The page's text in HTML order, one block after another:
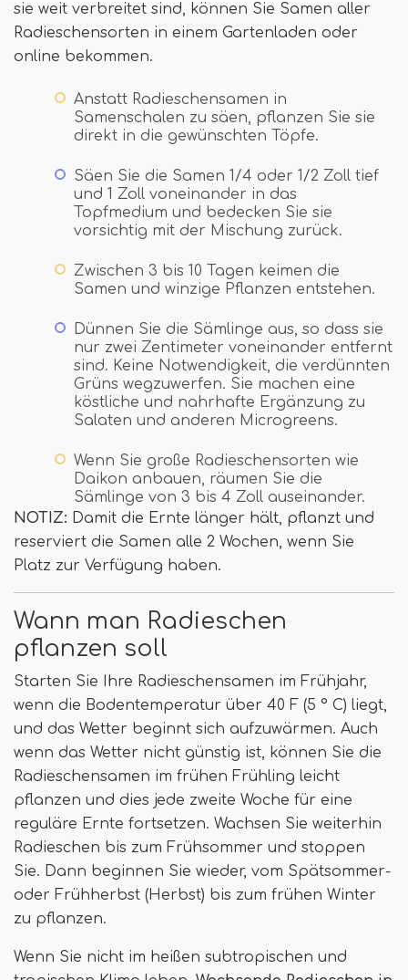
sie weit verbreitet sind, können Sie Samen aller
Radieschensorten in einem Gartenladen oder
online bekommen.
Anstatt Radieschensamen in
Samenschalen zu säen, pflanzen Sie sie
direkt in die gewünschten Töpfe.
Säen Sie die Samen 1/4 oder 1/2 Zoll tief
und 1 Zoll voneinander in das
Topfmedium und bedecken Sie sie
vorsichtig mit der Mischung zurück.
Zwischen 3 bis 10 Tagen keimen die
Samen und winzige Pflanzen entstehen.
Dünnen Sie die Sämlinge aus, so dass sie
nur zwei Zentimeter voneinander entfernt
sind. Keine Notwendigkeit, die verdünnten
Grüns wegzuwerfen. Sie machen eine
köstliche und nahrhafte Ergänzung zu
Salaten und anderen Microgreens.
Wenn Sie große Radieschensorten wie
Daikon anbauen, räumen Sie die
Sämlinge von 3 bis 4 Zoll auseinander.
NOTIZ: Damit die Ernte länger hält, pflanzt und
reserviert die Samen alle 2 Wochen, wenn Sie
Platz zur Verfügung haben.
Wann man Radieschen
pflanzen soll
Starten Sie Ihre Radieschensamen im Frühjahr,
wenn die Bodentemperatur über 40 F (5 ° C) liegt,
und das Wetter beginnt sich aufzuwärmen. Auch
wenn das Wetter nicht günstig ist, können Sie die
Radieschensamen im frühen Frühling leicht
pflanzen und dies jede zweite Woche für eine
reguläre Ernte fortsetzen. Wachsen Sie weiterhin
Radieschen bis zum Frühsommer und stoppen
Sie. Dann beginnen Sie wieder, vom Spätsommer-
oder Frühherbst (Herbst) bis zum frühen Winter
zu pflanzen.
Wenn Sie nicht im heißen subtropischen und